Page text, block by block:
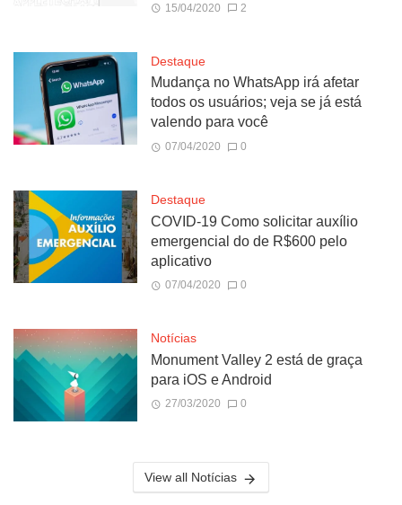
15/04/2020 2
Destaque
Mudança no WhatsApp irá afetar
todos os usuários; veja se já está
valendo para você
07/04/2020 0
Destaque
COVID-19 Como solicitar auxílio
emergencial do de R$600 pelo
aplicativo
07/04/2020 0
Notícias
Monument Valley 2 está de graça
para iOS e Android
27/03/2020 0
View all Notícias